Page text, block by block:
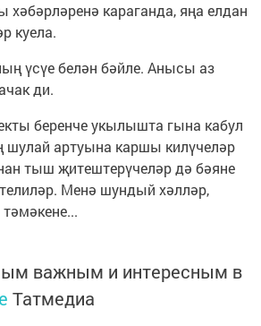
хәбәрләренә караганда, яңа елдан
куела.
үсүе белән бәйле. Анысы аз
ди.
беренче укылышта гына кабул
шулай артуына каршы килүчеләр
тыш җитештерүчеләр дә бәяне
Менә шундый хәлләр,
важным и интересным в
Татмедиа